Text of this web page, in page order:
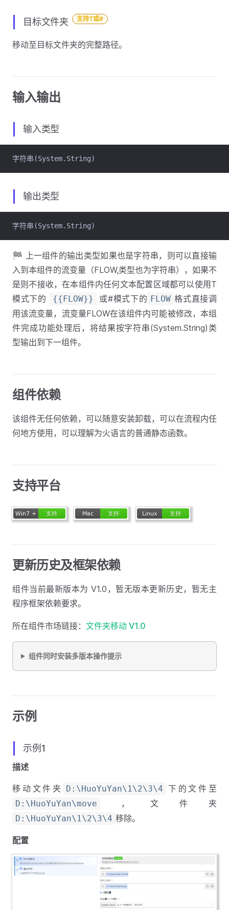
目标文件夹 支持T或#
移动至目标文件夹的完整路径。
输入输出
输入类型
字符串(System.String)
输出类型
字符串(System.String)
🏁 上一组件的输出类型如果也是字符串，则可以直接输
入到本组件的流变量（FLOW,类型也为字符串），如果不
是则不接收，在本组件内任何文本配置区域都可以使用T
模式下的
{{FLOW}} 或#模式下的 FLOW 格式直接调
用该流变量，流变量FLOW在该组件内可能被修改，本组
件完成功能处理后，将结果按字符串(System.String)类
型输出到下一组件。
组件依赖
该组件无任何依赖，可以随意安装卸载，可以在流程内任
何地方使用，可以理解为火语言的普通静态函数。
支持平台
更新历史及框架依赖
组件当前最新版本为 V1.0，暂无版本更新历史，暂无主
程序框架依赖要求。
所在组件市场链接： 文件夹移动 V1.0
组件同时安装多版本操作提示
示例
示例1
描述
移动文件夹 D:\HuoYuYan\1\2\3\4 下的文件至
D:\HuoYuYan\move ，文件夹
D:\HuoYuYan\1\2\3\4 移除。
配置